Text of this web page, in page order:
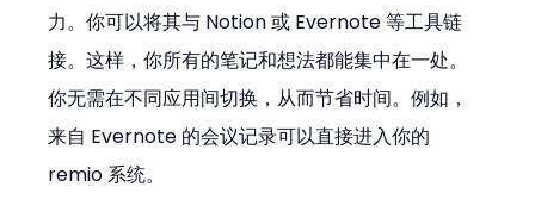
力。你可以将其与 Notion 或 Evernote 等工具链
接。这样，你所有的笔记和想法都能集中在一处。
你无需在不同应用间切换，从而节省时间。例如，
来自 Evernote 的会议记录可以直接进入你的
remio 系统。